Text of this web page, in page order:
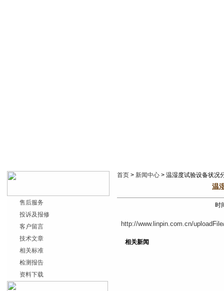
售后服务
投诉及报修
客户留言
技术文章
相关标准
检测报告
资料下载
首页 > 新闻中心 > 温湿度试验设备状况
温
时
http://www.linpin.com.cn/
相关新闻